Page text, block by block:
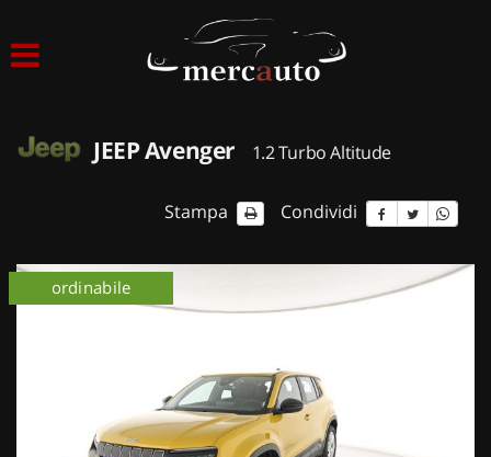
ACQUISTIAMO USATO
NOLEGGIO AUTO
NOLEGGIO BREVE TERMINE
JEEP Avenger 1.2 Turbo Altitude
Stampa Condividi
ordinabile